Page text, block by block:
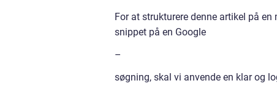
For at strukturere denne artikel på
snippet på en Google
–
søgning, skal vi anvende en klar og